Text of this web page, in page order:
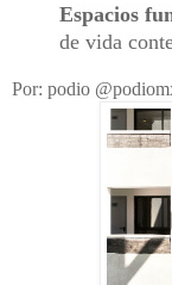
Espacios
de vida
Por: podio